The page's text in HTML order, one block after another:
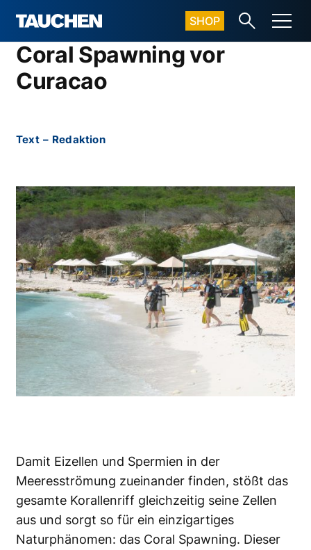
SHOP
Coral Spawning vor
Curacao
Text – Redaktion
Damit Eizellen und Spermien in der
Meeresströmung zueinander finden, stößt das
gesamte Korallenriff gleichzeitig seine Zellen
aus und sorgt so für ein einzigartiges
Naturphänomen: das Coral Spawning. Dieser